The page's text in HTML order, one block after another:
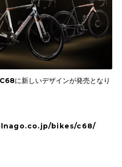
に新しいデザインが発売となり
bikes/c68/